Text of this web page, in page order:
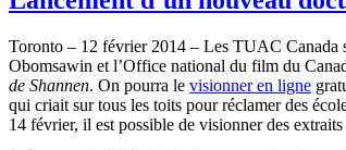
Toronto – 12 février2014 – Les TUAC Canada
Obomsawin et l’Office national du film du
de Shannen. On pourra le visionneren ligne
qui criait sur tous les toits pourréclamerdes
14 février, il est possible de visionnerdes extraits